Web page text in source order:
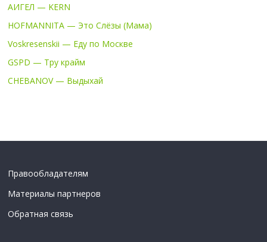
АИГЕЛ — KERN
HOFMANNITA — Это Слёзы (Мама)
Voskresenskii — Еду по Москве
GSPD — Тру крайм
CHEBANOV — Выдыхай
Правообладателям
Материалы партнеров
Обратная связь